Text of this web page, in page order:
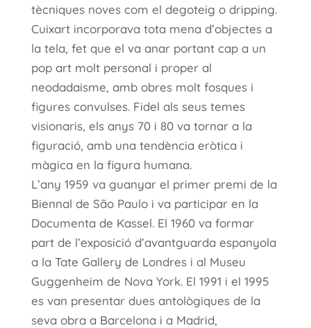
tècniques noves com el degoteig o dripping.
Cuixart incorporava tota mena d’objectes a
la tela, fet que el va anar portant cap a un
pop art molt personal i proper al
neodadaisme, amb obres molt fosques i
figures convulses. Fidel als seus temes
visionaris, els anys 70 i 80 va tornar a la
figuració, amb una tendència eròtica i
màgica en la figura humana.
L’any 1959 va guanyar el primer premi de la
Biennal de São Paulo i va participar en la
Documenta de Kassel. El 1960 va formar
part de l’exposició d’avantguarda espanyola
a la Tate Gallery de Londres i al Museu
Guggenheim de Nova York. El 1991 i el 1995
es van presentar dues antològiques de la
seva obra a Barcelona i a Madrid,